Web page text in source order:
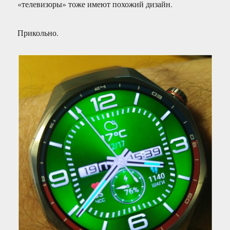
«телевизоры» тоже имеют похожий дизайн.
Прикольно.